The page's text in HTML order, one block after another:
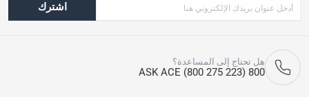
اشترك
هل تحتاج إلى المساعدة؟
800 ASK ACE (800 275 223)